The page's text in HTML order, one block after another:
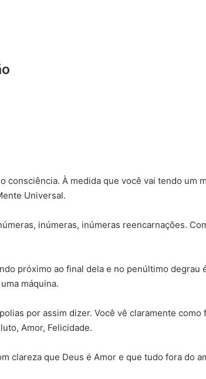
consciência. À medida que você vai tendo um
Universal.
inúmeras, inúmeras reencarnações.
próximo ao final dela e no penúltimo degrau
máquina.
por assim dizer. Você vê claramente como
Amor, Felicidade.
clareza que Deus é Amor e que tudo fora do